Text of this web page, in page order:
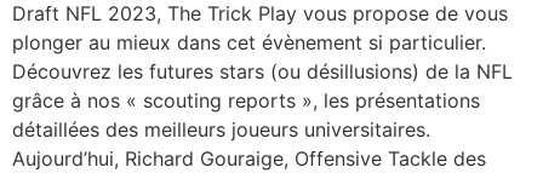
Draft NFL 2023, The Trick Play vous propose de vous
plonger au mieux dans cet évènement si particulier.
Découvrez les futures stars (ou désillusions) de la NFL
grâce à nos « scouting reports », les présentations
détaillées des meilleurs joueurs universitaires.
Aujourd’hui, Richard Gouraige, Offensive Tackle des